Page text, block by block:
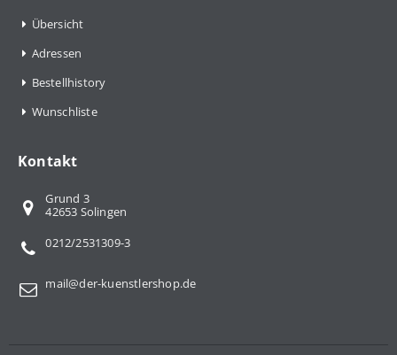
Übersicht
Adressen
Bestellhistory
Wunschliste
Kontakt
Grund 3
42653 Solingen
0212/2531309-3
mail@der-kuenstlershop.de